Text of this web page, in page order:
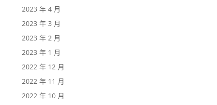
2023 年 4 月
2023 年 3 月
2023 年 2 月
2023 年 1 月
2022 年 12 月
2022 年 11 月
2022 年 10 月